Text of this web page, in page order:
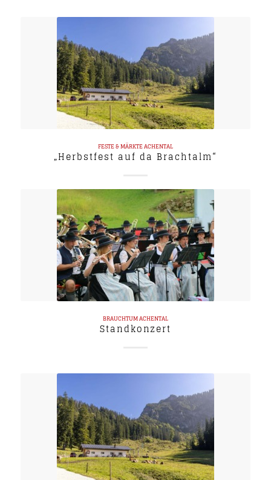
FESTE & MÄRKTEACHENTAL
„Herbstfest auf da Brachtalm“
BRAUCHTUMACHENTAL
Standkonzert